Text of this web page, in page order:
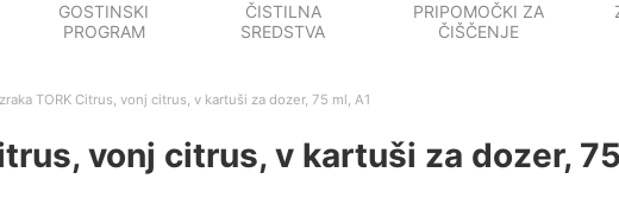
GOSTINSKI
PROGRAM
ČISTILNA
SREDSTVA
PRIPOMOČKI ZA
ČIŠČENJE
TORK Citrus, vonj citrus, v kartuši za dozer, 75 ml, A1
vonj citrus, v kartuši za dozer,